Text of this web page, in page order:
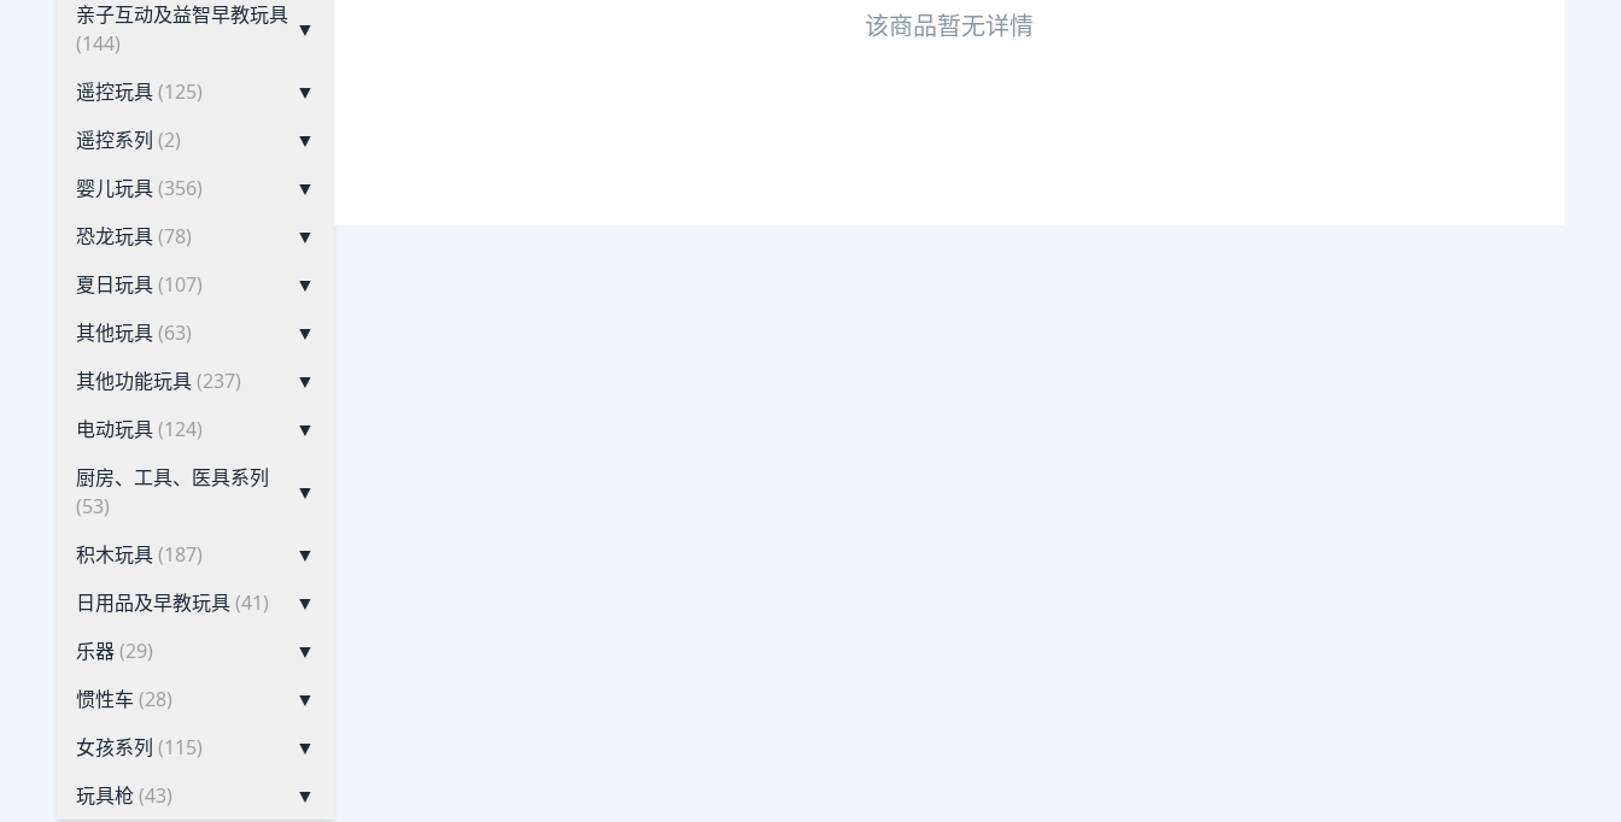
亲子互动及益智早教玩具
(144)
▼
遥控玩具(125)
▼
遥控系列 (2)
▼
婴儿玩具(356)
▼
恐龙玩具(78)
▼
夏日玩具(107)
▼
其他玩具(63)
▼
其他功能玩具(237)
▼
电动玩具(124)
▼
厨房、工具、医具系列
(53)
▼
积木玩具(187)
▼
日用品及早教玩具(41)
▼
乐器(29)
▼
惯性车 (28)
▼
女孩系列 (115)
▼
玩具枪 (43) ▼
该商品暂无详情